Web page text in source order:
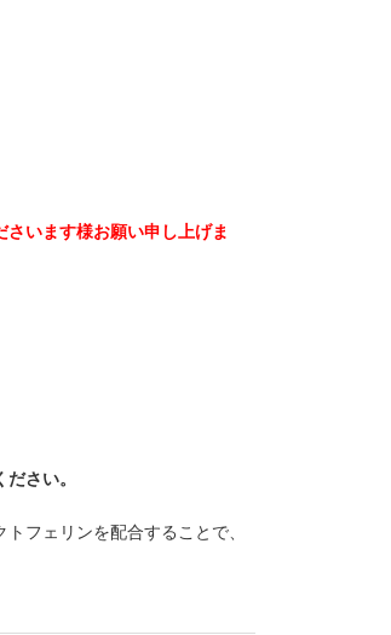
います様お願い申し上げま
さい。
フェリンを配合することで、